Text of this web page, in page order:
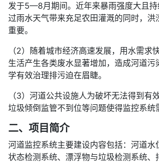
发于5—8月期间。近年来暴雨强度大且
过雨水天气带来充足农田灌溉的同时，洪
重要。
（2）随着城市经济高速发展，用水需求
生活产生各类废水显著增加，造成河道污
学有效治理排污迫在眉睫。
（3）河道公共设施人为破坏无法得到有
垃圾倾倒监管不到位等问题使得监控系统
二、项目简介
河道监控系统主要建设内容包括：河道水
状态检测系统、漂浮物与垃圾检测系统、